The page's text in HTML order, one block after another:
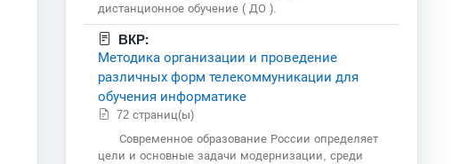
дистанционное обучение ( ДО ).
ВКР:
Методика организации и проведение
различных форм телекоммуникации для
обучения информатике
72 страниц(ы)
Современное образование России определяет
цели и основные задачи модернизации, среди